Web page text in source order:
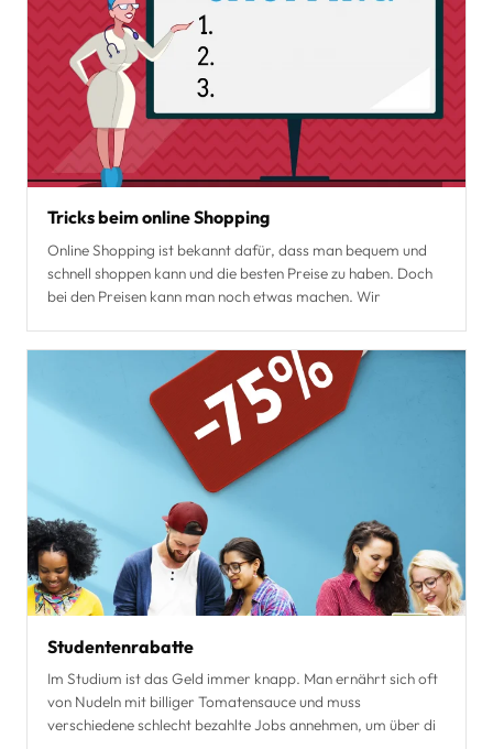
Tricks beim online Shopping
Online Shopping ist bekannt dafür, dass man bequem und
schnell shoppen kann und die besten Preise zu haben. Doch
bei den Preisen kann man noch etwas machen. Wir
Studentenrabatte
Im Studium ist das Geld immer knapp. Man ernährt sich oft
von Nudeln mit billiger Tomatensauce und muss
verschiedene schlecht bezahlte Jobs annehmen, um über di